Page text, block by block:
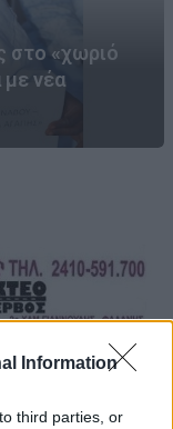
Information
third parties, or
στο «χωριό
νέα